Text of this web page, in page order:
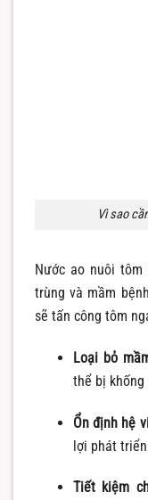
Vì sao
Nước ao nuôi
trùng và mầm
sẽ tấn công tôm
Loại bỏ
thể bị khống
Ổn định hệ
lợi phát
Tiết kiệm